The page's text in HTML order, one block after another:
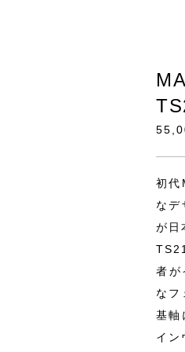
初代
なデ
が日
者が
なフ
基軸
イン